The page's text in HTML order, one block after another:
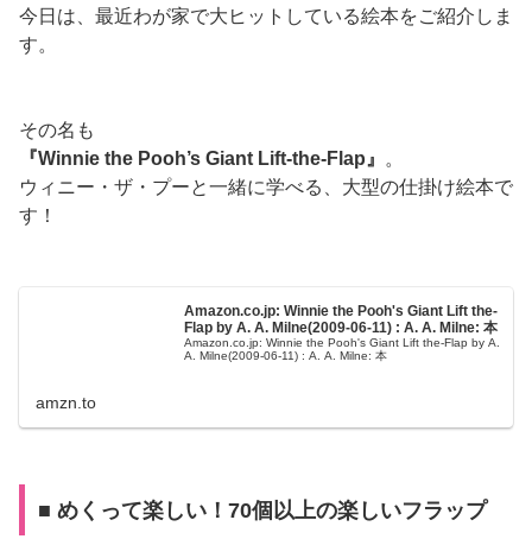
今日は、最近わが家で大ヒットしている絵本をご紹介しま
す。
その名も
『Winnie the Pooh’s Giant Lift-the-Flap』
。
ウィニー・ザ・プーと一緒に学べる、大型の仕掛け絵本で
す！
Amazon.co.jp: Winnie the Pooh's Giant Lift the-
Flap by A. A. Milne(2009-06-11) : A. A. Milne: 本
Amazon.co.jp: Winnie the Pooh's Giant Lift the-Flap by A.
A. Milne(2009-06-11) : A. A. Milne: 本
amzn.to
■ めくって楽しい！70個以上の楽しいフラップ